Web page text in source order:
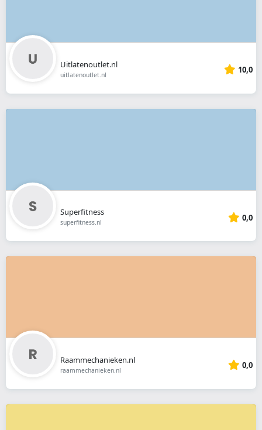
Uitlatenoutlet.nl
uitlatenoutlet.nl 10,0
Superfitness
superfitness.nl 0,0
Raammechanieken.nl
raammechanieken.nl 0,0